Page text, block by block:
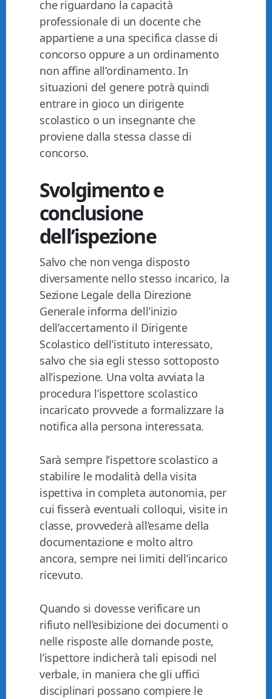
che riguardano la capacità
professionale di un docente che
appartiene a una specifica classe di
concorso oppure a un ordinamento
non affine all’ordinamento. In
situazioni del genere potrà quindi
entrare in gioco un dirigente
scolastico o un insegnante che
proviene dalla stessa classe di
concorso.
Svolgimento e
conclusione
dell’ispezione
Salvo che non venga disposto
diversamente nello stesso incarico, la
Sezione Legale della Direzione
Generale informa dell’inizio
dell’accertamento il Dirigente
Scolastico dell’istituto interessato,
salvo che sia egli stesso sottoposto
all’ispezione. Una volta avviata la
procedura l’ispettore scolastico
incaricato provvede a formalizzare la
notifica alla persona interessata.
Sarà sempre l’ispettore scolastico a
stabilire le modalità della visita
ispettiva in completa autonomia, per
cui fisserà eventuali colloqui, visite in
classe, provvederà all’esame della
documentazione e molto altro
ancora, sempre nei limiti dell’incarico
ricevuto.
Quando si dovesse verificare un
rifiuto nell’esibizione dei documenti o
nelle risposte alle domande poste,
l’ispettore indicherà tali episodi nel
verbale, in maniera che gli uffici
disciplinari possano compiere le